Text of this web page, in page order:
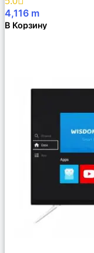
4,116 m
В Корзину